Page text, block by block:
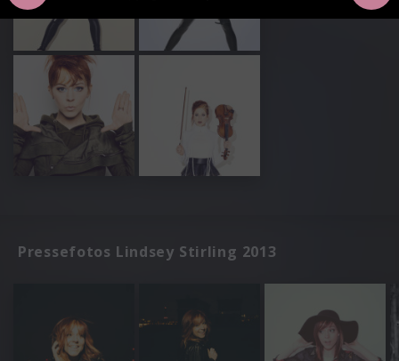
Pressefotos Lindsey Stirling 2013